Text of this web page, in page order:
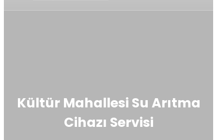
Kültür Mahallesi Su Arıtma
Cihazı Servisi